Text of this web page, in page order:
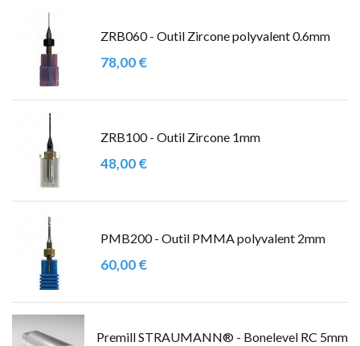
ZRB060 - Outil Zircone polyvalent 0.6mm
78,00 €
ZRB100 - Outil Zircone 1mm
48,00 €
PMB200 - Outil PMMA polyvalent 2mm
60,00 €
Premill STRAUMANN® - Bonelevel RC 5mm